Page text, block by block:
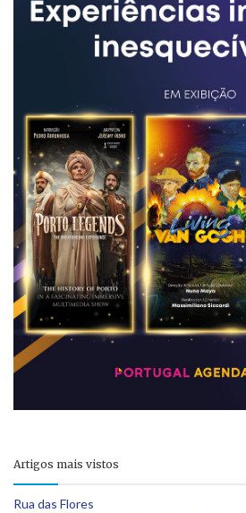
Artigos mais vistos
Rua das Flores